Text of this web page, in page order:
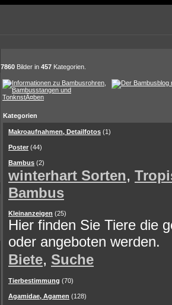
7860 Bilder in 457 Kategorien.
Kategorien
Makroaufnahmen, Detailfotos (1)
Poster (44)
Bambus (2)
winterhart Sorten,
Bambus
Kleinanzeigen (25)
Hier finden Sie Tiere die
oder angeboten werden.
Biete, Suche
Tierbestimmung (70)
Agamidae, Agamen (128)